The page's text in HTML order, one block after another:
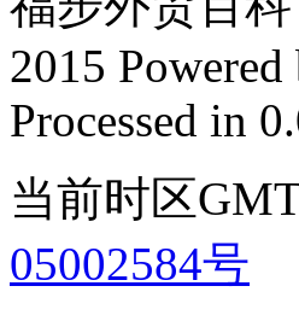
2015
Processed in
当前时区
05002584号